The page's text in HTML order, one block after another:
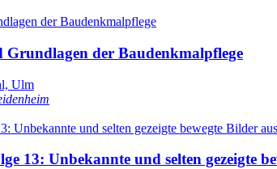
der Baudenkmalpflege
Ulm
13: Unbekannte und selten gezeigte